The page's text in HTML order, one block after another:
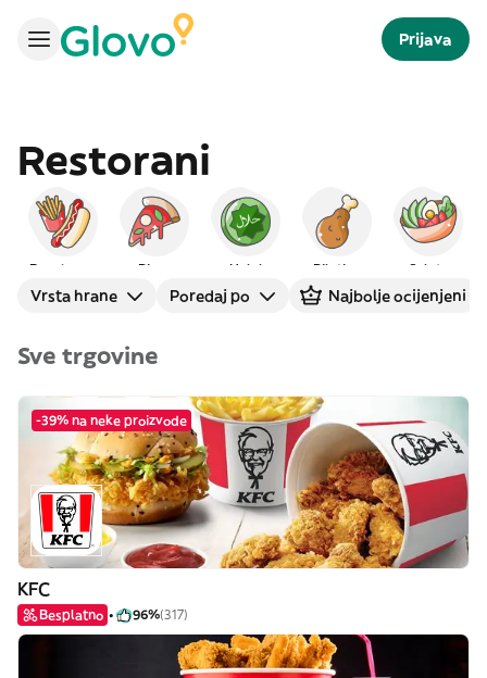
Prijava
Restorani
Brza hrana Pizza Halal Piletina Salate
Vrsta hrane Poredaj po Najbolje ocijenjeni
Sve trgovine
-39% na neke proizvode
KFC
Besplatno 96%(317)